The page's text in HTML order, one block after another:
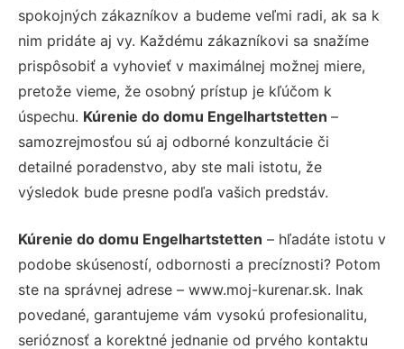
spokojných zákazníkov a budeme veľmi radi, ak sa k
nim pridáte aj vy. Každému zákazníkovi sa snažíme
prispôsobiť a vyhovieť v maximálnej možnej miere,
pretože vieme, že osobný prístup je kľúčom k
úspechu. Kúrenie do domu Engelhartstetten –
samozrejmosťou sú aj odborné konzultácie či
detailné poradenstvo, aby ste mali istotu, že
výsledok bude presne podľa vašich predstáv.
Kúrenie do domu Engelhartstetten – hľadáte istotu v
podobe skúseností, odbornosti a precíznosti? Potom
ste na správnej adrese – www.moj-kurenar.sk. Inak
povedané, garantujeme vám vysokú profesionalitu,
serióznosť a korektné jednanie od prvého kontaktu